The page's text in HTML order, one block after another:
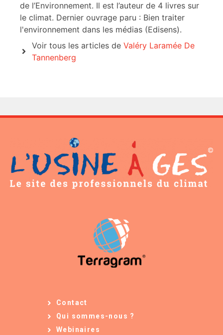
de l’Environnement. Il est l’auteur de 4 livres sur
le climat. Dernier ouvrage paru : Bien traiter
l'environnement dans les médias (Edisens).
Voir tous les articles de Valéry Laramée De
Tannenberg
Contact
Qui sommes-nous ?
Webinaires